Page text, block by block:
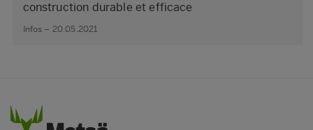
construction durable et efficace
Infos – 20.05.2021